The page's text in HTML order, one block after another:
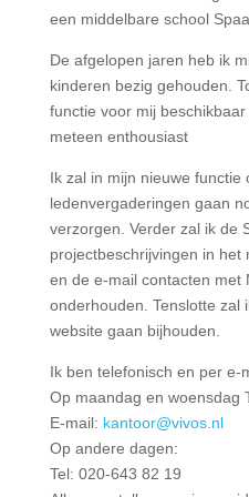
een middelbare school
De afgelopen jaren heb ik
kinderen bezig gehouden.
functie voor mij
meteen enthousiast
Ik zal in mijn nieuwe functie
ledenvergaderingen gaan
verzorgen. Verder zal ik de
projectbeschrijvingen in het
en de e-mail contacten met
onderhouden. Tenslotte zal
website gaan bijhouden.
Ik ben telefonisch en per e-
Op maandag en woensdag
E-mail: kantoor@vivos.nl
Op andere dagen:
Tel: 020-643 82 19